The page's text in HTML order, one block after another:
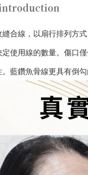
合線，以扇行排列方
使用線的數量。傷口
藍鑽魚骨線更具有倒